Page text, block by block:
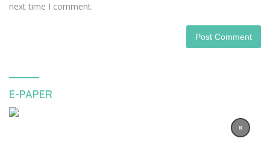
next time I comment.
E-PAPER